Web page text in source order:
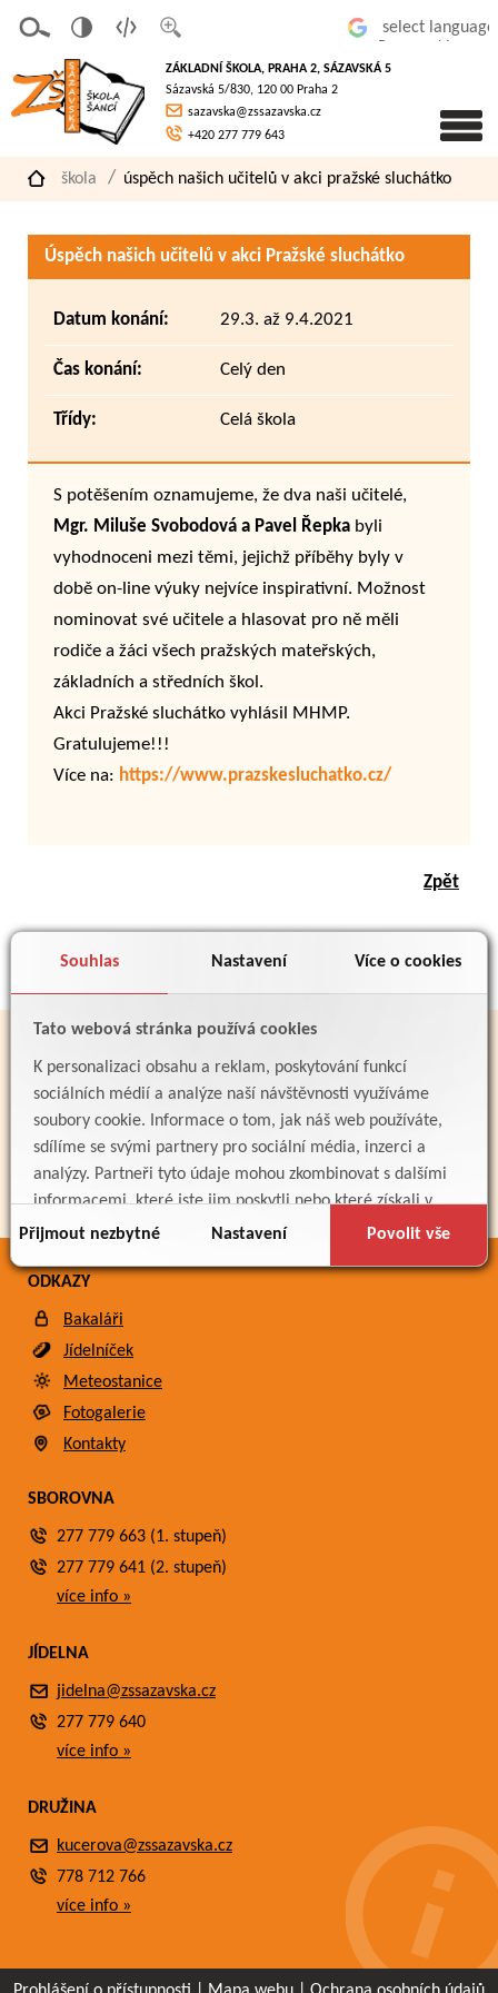
Souhlas Nastavení Více o cookies
Tato webová stránka používá cookies
K personalizaci obsahu a reklam, poskytování funkcí
sociálních médií a analýze naší návštěvnosti využíváme
soubory cookie. Informace o tom, jak náš web používáte,
sdílíme se svými partnery pro sociální média, inzerci a
analýzy. Partneři tyto údaje mohou zkombinovat s dalšími
informacemi, které jste jim poskytli nebo které získali v
důsledku toho, že používáte jejich služby.
Přijmout nezbytné Nastavení Povolit vše
písmo
á
verze
pro
slaboz
raké
ZÁKLADNÍ ŠKOLA, PRAHA 2, SÁZAVSKÁ 5
Sázavská 5/830, 120 00 Praha 2
sazavska@zssazavska.cz
+420 277 779 643
škola úspěch našich učitelů v akci pražské sluchátko
Úspěch našich učitelů v akci Pražské sluchátko
Datum konání: 29.3. až 9.4.2021
Čas konání: Celý den
Třídy: Celá škola
S potěšením oznamujeme, že dva naši učitelé,
Mgr. Miluše Svobodová a Pavel Řepka byli
vyhodnoceni mezi těmi, jejichž příběhy byly v
době on-line výuky nejvíce inspirativní. Možnost
nominovat své učitele a hlasovat pro ně měli
rodiče a žáci všech pražských mateřských,
základních a středních škol.
Akci Pražské sluchátko vyhlásil MHMP.
Gratulujeme!!!
Více na: https://www.prazskesluchatko.cz/
Zpět
ODKAZY
Bakaláři
Jídelníček
Meteostanice
Fotogalerie
Kontakty
SBOROVNA
277 779 663 (1. stupeň)
277 779 641 (2. stupeň)
více info »
JÍDELNA
jidelna@zssazavska.cz
277 779 640
více info »
DRUŽINA
kucerova@zssazavska.cz
778 712 766
více info »